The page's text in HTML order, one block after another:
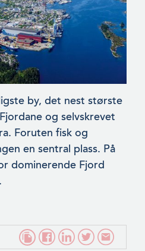
by, det nest største
og selvskrevet
Foruten fisk og
en sentral plass. På
dominerende Fjord